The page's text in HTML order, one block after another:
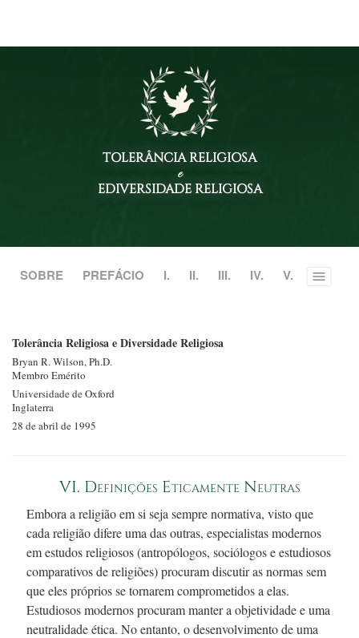
TOLERÂNCIA RELIGIOSA
e
EDIVERSIDADE RELIGIOSA
SOBRE PREFÁCIO I. II. III. IV. V. Toggle
Tolerância Religiosa e Diversidade Religiosa
Bryan R.Wilson, Ph.D.
Membro Emérito
Universidade de Oxford
Inglaterra
28 de abril de 1995
VI. Definições Eticamente Neutras
Embora a religião em si seja sempre normativa, visto que
cada religião difere uma das outras, especialistas modernos
em estudos religiosos (antropólogos, sociólogos e estudiosos
comparativos de religiões) procuram discutir as normas sem
que eles próprios se tornarem comprometidos a elas.
Estudiosos modernos procuram manter a objetividade e uma
neutralidade ética. No entanto, o desenvolvimento de uma